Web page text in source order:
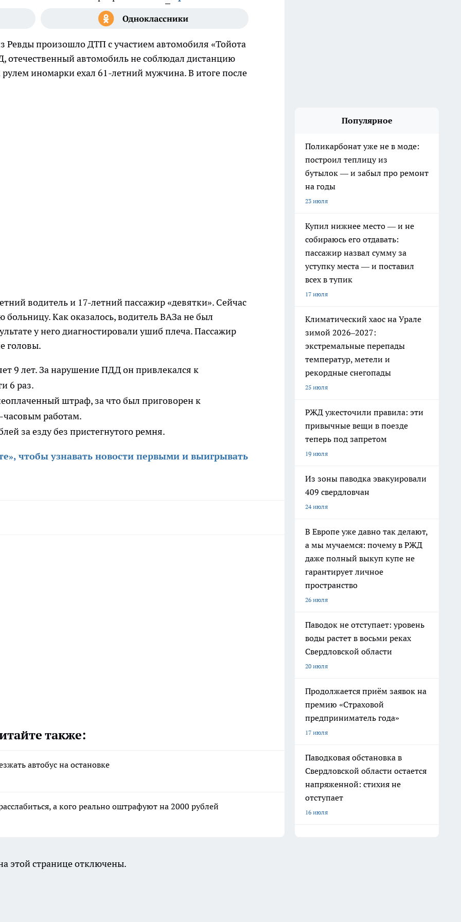
Ревды произошло ДТП с участием автомобиля «Тойота
автомобиль не соблюдал дистанцию
иномарки ехал 61-летний мужчина. В итоге после
водитель и 17-летний пассажир «девятки». Сейчас
Как оказалось, водитель ВАЗа не был
у него диагностировали ушиб плеча. Пассажир
головы.
9 лет. За нарушение ПДД он привлекался к
6 раз.
штраф, за что был приговорен к
работам.
за езду без пристегнутого ремня.
чтобы узнавать новости первыми и выигрывать
также:
автобус на остановке
а кого реально оштрафуют на 2000 рублей
Популярное
Поликарбонат уже не в моде:
построил теплицу из
бутылок — и забыл про ремонт
на годы
23 июля
Купил нижнее место — и не
собираюсь его отдавать:
пассажир назвал сумму за
уступку места — и поставил
всех в тупик
17 июля
Климатический хаос на Урале
зимой 2026–2027:
экстремальные перепады
температур, метели и
рекордные снегопады
25 июля
РЖД ужесточили правила: эти
привычные вещи в поезде
теперь под запретом
19 июля
Из зоны паводка эвакуировали
409 свердловчан
24 июля
В Европе уже давно так делают,
а мы мучаемся: почему в РЖД
даже полный выкуп купе не
гарантирует личное
пространство
26 июля
Паводок не отступает: уровень
воды растет в восьми реках
Свердловской области
20 июля
Продолжается приём заявок на
премию «Страховой
предприниматель года»
17 июля
Паводковая обстановка в
Свердловской области остается
напряженной: стихия не
отступает
16 июля
этой странице отключены.